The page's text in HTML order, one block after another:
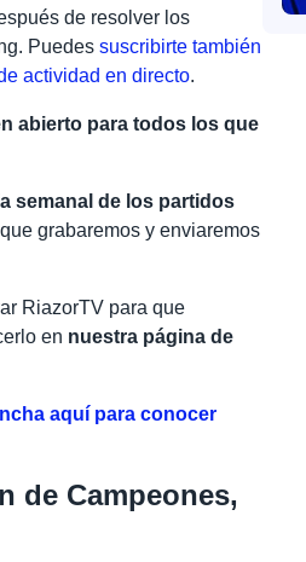
de resolver los
Puedessuscribirte también
actividad en directo.
abierto para todos los que
semanal de los partidos
grabaremos y enviaremos
RiazorTV para que
en nuestra página de
aquí para conocer
de Campeones,